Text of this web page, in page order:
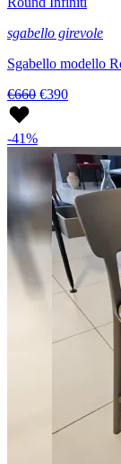
sgabello girevole
Sgabello modello
€660 €390
-41%